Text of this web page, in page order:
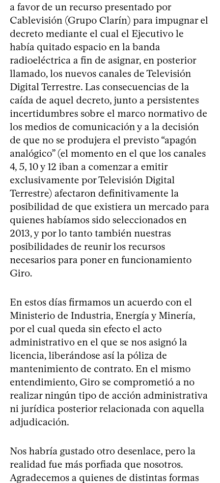
a favor de un recurso presentado por
Cablevisión (Grupo Clarín) para impugnar el
decreto mediante el cual el Ejecutivo le
había quitado espacio en la banda
radioeléctrica a fin de asignar, en posterior
llamado, los nuevos canales de Televisión
Digital Terrestre. Las consecuencias de la
caída de aquel decreto, junto a persistentes
incertidumbres sobre el marco normativo de
los medios de comunicación y a la decisión
de que no se produjera el previsto “apagón
analógico” (el momento en el que los canales
4, 5, 10 y 12 iban a comenzar a emitir
exclusivamente por Televisión Digital
Terrestre) afectaron definitivamente la
posibilidad de que existiera un mercado para
quienes habíamos sido seleccionados en
2013, y por lo tanto también nuestras
posibilidades de reunir los recursos
necesarios para poner en funcionamiento
Giro.
En estos días firmamos un acuerdo con el
Ministerio de Industria, Energía y Minería,
por el cual queda sin efecto el acto
administrativo en el que se nos asignó la
licencia, liberándose así la póliza de
mantenimiento de contrato. En el mismo
entendimiento, Giro se comprometió a no
realizar ningún tipo de acción administrativa
ni jurídica posterior relacionada con aquella
adjudicación.
Nos habría gustado otro desenlace, pero la
realidad fue más porfiada que nosotros.
Agradecemos a quienes de distintas formas